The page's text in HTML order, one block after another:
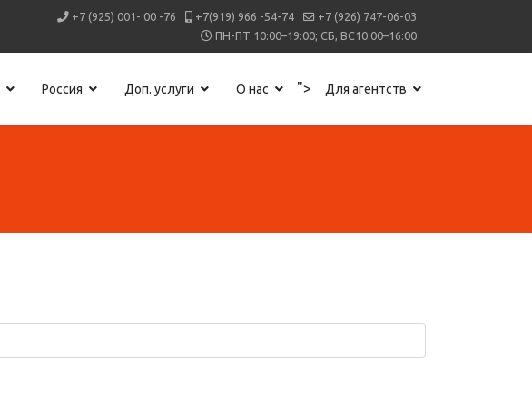
+7 (925) 001- 00 -76 +7(919) 966 -54-74
+7 (926) 747-06-03
ПН-ПТ 10:00–19:00; СБ, ВС10:00–16:00
Россия Доп. услуги О нас "> Для агентств